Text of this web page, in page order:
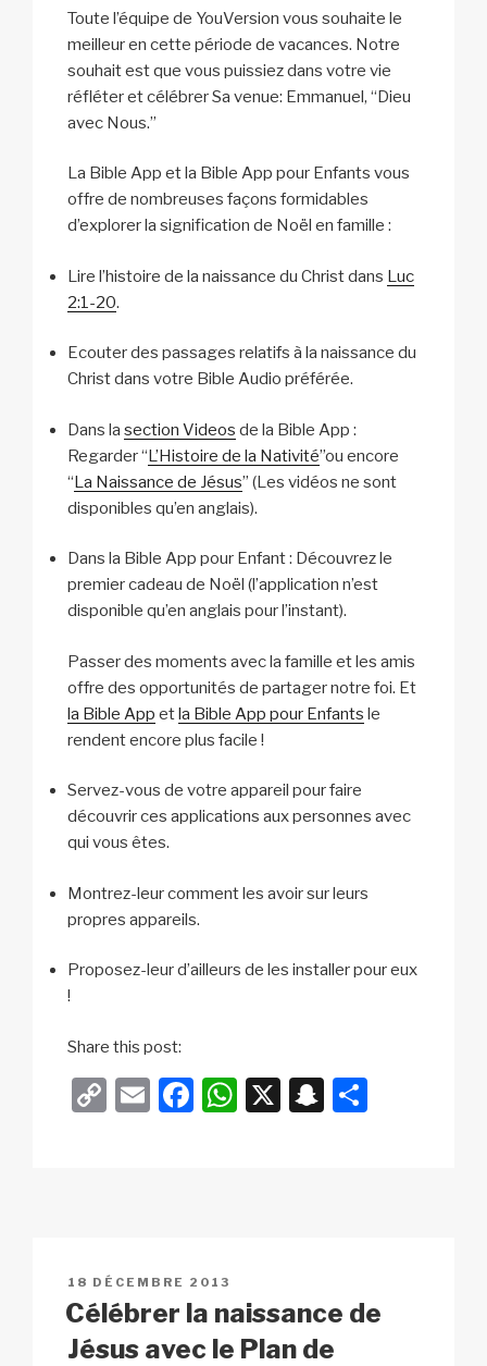
Toute l’équipe de YouVersion vous souhaite le
meilleur en cette période de vacances. Notre
souhait est que vous puissiez dans votre vie
réfléter et célébrer Sa venue: Emmanuel, “Dieu
avec Nous.”
La Bible App et la Bible App pour Enfants vous
offre de nombreuses façons formidables
d’explorer la signification de Noël en famille :
Lire l’histoire de la naissance du Christ dans Luc
2:1-20.
Ecouter des passages relatifs à la naissance du
Christ dans votre Bible Audio préférée.
Dans la section Videos de la Bible App :
Regarder “L’Histoire de la Nativité”ou encore
“La Naissance de Jésus” (Les vidéos ne sont
disponibles qu’en anglais).
Dans la Bible App pour Enfant : Découvrez le
premier cadeau de Noël (l’application n’est
disponible qu’en anglais pour l’instant).
Passer des moments avec la famille et les amis
offre des opportunités de partager notre foi. Et
la Bible App etla Bible App pour Enfants le
rendent encore plus facile !
Servez-vous de votre appareil pour faire
découvrir ces applications aux personnes avec
qui vous êtes.
Montrez-leur comment les avoir sur leurs
propres appareils.
Proposez-leur d’ailleurs de les installer pour eux
!
Share this post:
C
n
k
E
F
o
o
k
W
p
X
S
at
PUBLIÉ
LE
18 DÉCEMBRE 2013
Célébrer la naissance de
Jésus avec le Plan de